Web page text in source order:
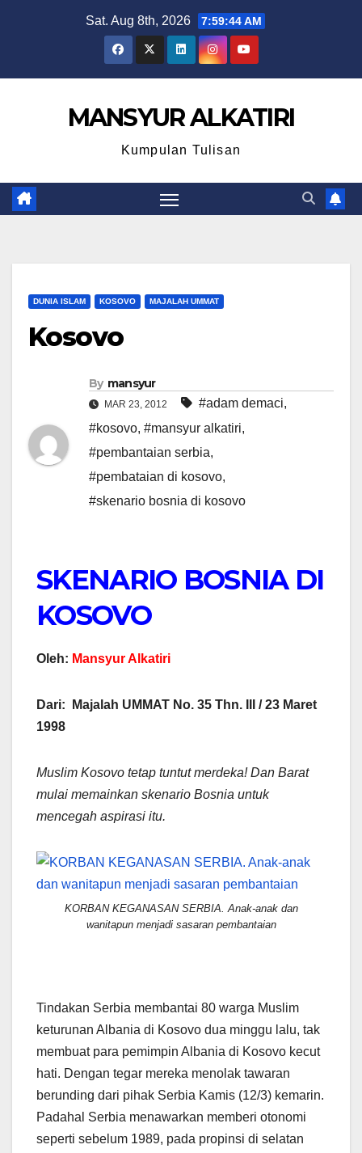
Sat. Aug 8th, 2026 7:59:45 AM
MANSYUR ALKATIRI
Kumpulan Tulisan
DUNIA ISLAM KOSOVO MAJALAH UMMAT
Kosovo
By mansyur
MAR 23, 2012 #adam demaci,
#kosovo, #mansyur alkatiri,
#pembantaian serbia,
#pembataian di kosovo,
#skenario bosnia di kosovo
SKENARIO BOSNIA DI
KOSOVO
Oleh: Mansyur Alkatiri
Dari: Majalah UMMAT No. 35 Thn. III / 23 Maret
1998
Muslim Kosovo tetap tuntut merdeka! Dan Barat
mulai memainkan skenario Bosnia untuk
mencegah aspirasi itu.
KORBAN KEGANASAN SERBIA. Anak-anak dan
wanitapun menjadi sasaran pembantaian
Tindakan Serbia membantai 80 warga Muslim
keturunan Albania di Kosovo dua minggu lalu, tak
membuat para pemimpin Albania di Kosovo kecut
hati. Dengan tegar mereka menolak tawaran
berunding dari pihak Serbia Kamis (12/3) kemarin.
Padahal Serbia menawarkan memberi otonomi
seperti sebelum 1989, pada propinsi di selatan